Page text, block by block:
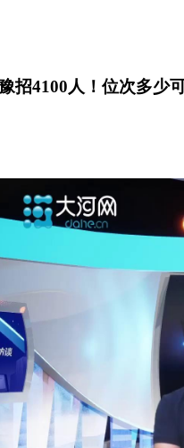
招4100人！位次多少